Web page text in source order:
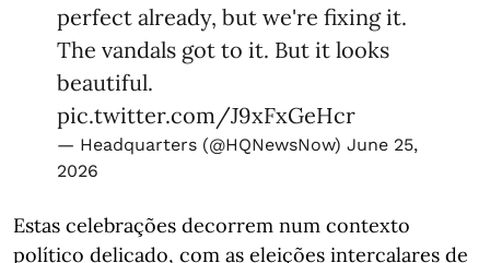
perfect already, but we're fixing it.
The vandals got to it. But it looks
beautiful.
pic.twitter.com/J9xFxGeHcr
— Headquarters (@HQNewsNow) June 25,
2026
Estas celebrações decorrem num contexto
político delicado, com as eleições intercalares de